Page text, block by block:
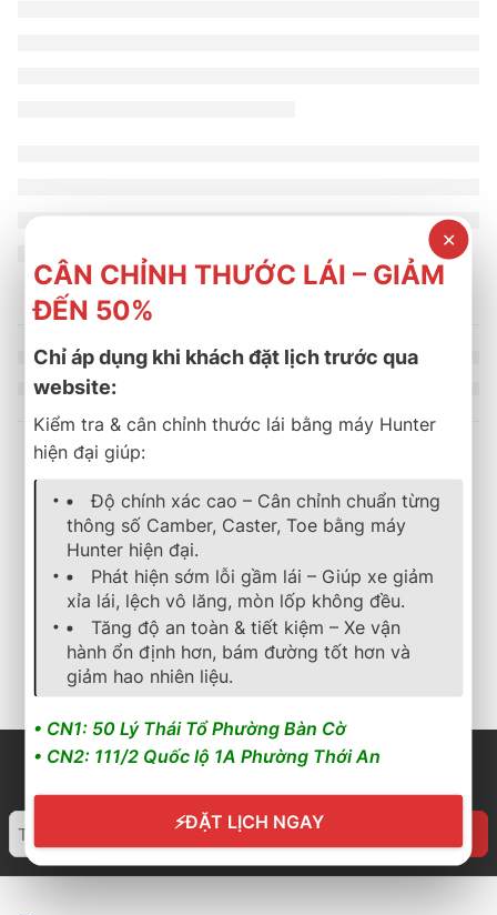
Sản phẩm tương tự
lốp xe bridgestone turanza , mới nhất
LỐP XE BRIDGESTONE 205/65R15 TURANZA T06
1.850.000 ₫
Cần nhận báo giá mới
nhất? Nhấn vào đây để
trao đổi ngay
lốp xe bridgestone,dualer
Lốp Bridgestone 255/
4.482.000₫
Cần nhận báo giá mới
✕
CÂN CHỈNH THƯỚC LÁI – GIẢM
ĐẾN 50%
Chỉ áp dụng khi khách đặt lịch trước qua
website:
Kiểm tra & cân chỉnh thước lái bằng máy Hunter
hiện đại giúp:
Độ chính xác cao – Cân chỉnh chuẩn từng
thông số Camber, Caster, Toe bằng máy
Hunter hiện đại.
Phát hiện sớm lỗi gầm lái – Giúp xe giảm
xỉa lái, lệch vô lăng, mòn lốp không đều.
Tăng độ an toàn & tiết kiệm – Xe vận
hành ổn định hơn, bám đường tốt hơn và
giảm hao nhiên liệu.
• CN1: 50 Lý Thái Tổ Phường Bàn Cờ
• CN2: 111/2 Quốc lộ 1A Phường Thới An
⚡ĐẶT LỊCH NGAY